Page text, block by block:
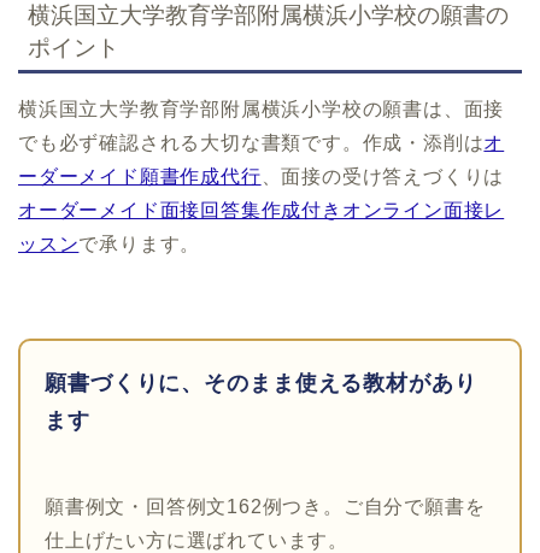
横浜国立大学教育学部附属横浜小学校の願書の
ポイント
横浜国立大学教育学部附属横浜小学校の願書は、面接
でも必ず確認される大切な書類です。作成・添削はオ
ーダーメイド願書作成代行 、面接の受け答えづくりは
オーダーメイド面接回答集作成付きオンライン面接レ
ッスンで承ります。
願書づくりに、そのまま使える教材があり
ます
願書例文・回答例文162例つき。ご自分で願書を
仕上げたい方に選ばれています。